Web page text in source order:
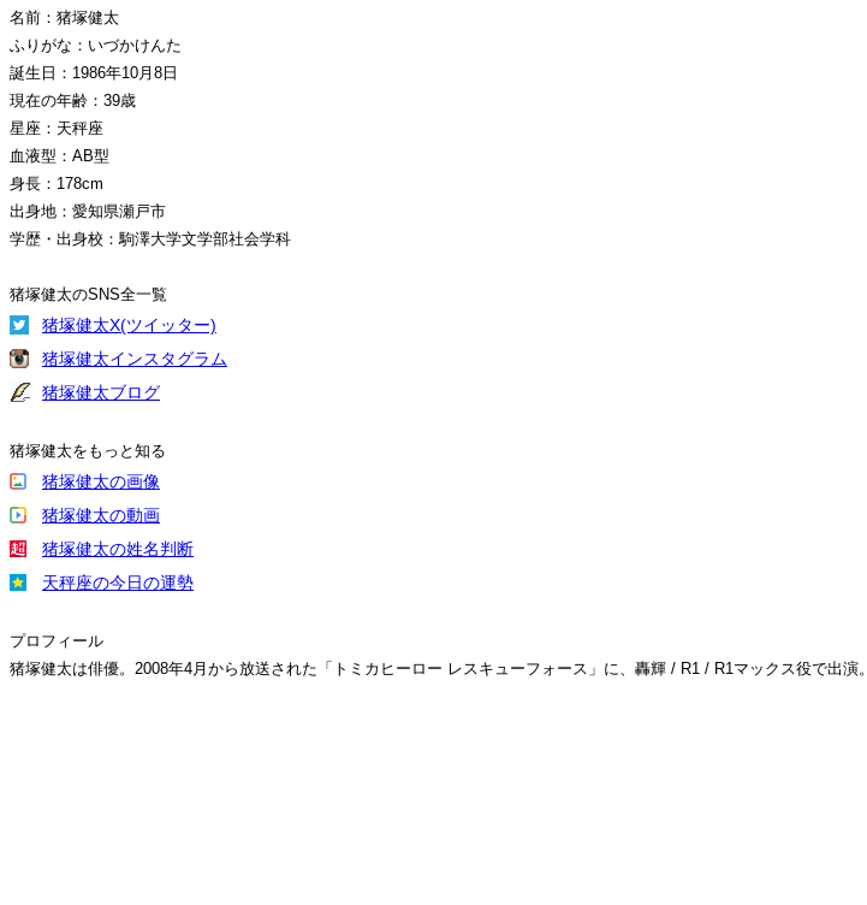
名前：猪塚健太
ふりがな：いづかけんた
誕生日：1986年10月8日
現在の年齢：39歳
星座：天秤座
血液型：AB型
身長：178cm
出身地：愛知県瀬戸市
学歴・出身校：駒澤大学文学部社会学科
猪塚健太のSNS全一覧
猪塚健太X(ツイッター)
猪塚健太インスタグラム
猪塚健太ブログ
猪塚健太をもっと知る
猪塚健太の画像
猪塚健太の動画
猪塚健太の姓名判断
天秤座の今日の運勢
プロフィール
猪塚健太は俳優。2008年4月から放送された「トミカヒーロー レスキューフォース」に、轟輝 / R1 / R1マックス役で出演。